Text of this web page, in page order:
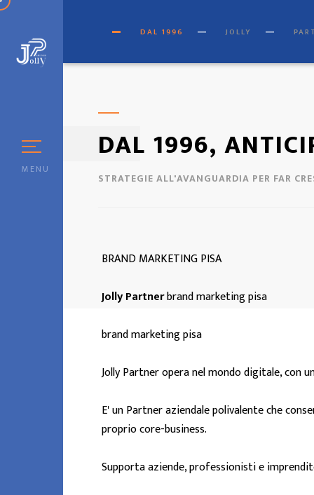
MENU
DAL 1996 JOLLY
DAL 1996,
STRATEGIE ALL'AVANGUARDIA PER FAR
BRAND MARKETING PISA
Jolly Partnerbrand marketing pisa
brand marketing pisa
Jolly Partner opera nel mondo digitale, con
E' un Partner aziendale polivalente che
proprio core-business.
Supporta aziende, professionisti e